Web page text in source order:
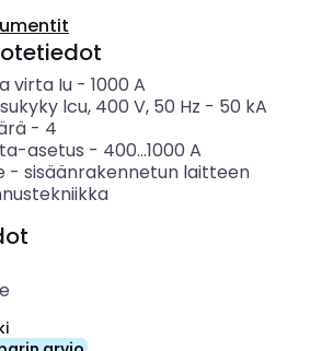
virta Iu- 1000 A
lcu, 400 V, 50 Hz - 50 kA
- 4
asetus - 400...1000 A
- sisäänrakennetun laitteen